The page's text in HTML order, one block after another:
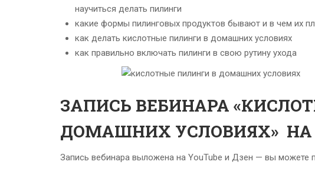
научиться делать пилинги
какие формы пилинговых продуктов бывают и в чем их
как делать кислотные пилинги в домашних условиях
как правильно включать пилинги в свою рутину ухода
ЗАПИСЬ ВЕБИНАРА
ДОМАШНИХ УСЛОВИЯХ» НА
Запись вебинара выложена на YouTube и Дзен — вы можете